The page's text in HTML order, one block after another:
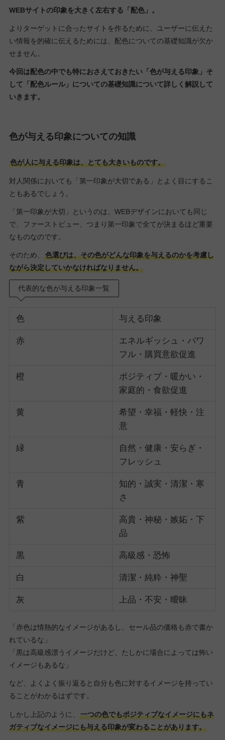
WEBサイトの印象を大きく左右する「配色」。
よりターゲットに合ったサイトを作るために、ユーザーに伝えた
い情報を的確に伝えるためには、配色についての基礎知識が欠か
せません。
今回は配色の中でも特におさえておきたい「色が与える印象」そ
して「配色ルール」についての基礎知識について詳しく解説して
いきます。
色が与える印象についての知識
色が人に与える印象は、とても大きいものです。
対人関係においても「第一印象が大切である」とよく目にするこ
ともあるでしょう。
「第一印象が大切」というのは、WEBデザインにおいても同じ
で、ファーストビュー、つまり第一印象で全てが決まるほど重要
なものなのです。
そのため、
色選びは、その色がどんな印象を与えるのかを考慮し
ながら決定していかなければなりません。
代表的な色が与える印象一覧
色 与える印象
赤
エネルギッシュ・パワ
フル・購買意欲促進
橙
ポジティブ・暖かい・
家庭的・食欲促進
黄
希望・幸福・軽快・注
意
緑
自然・健康・安らぎ・
フレッシュ
青
知的・誠実・清潔・寒
さ
紫
高貴・神秘・嫉妬・下
品
黒 高級感・恐怖
白 清潔・純粋・神聖
灰 上品・不安・曖昧
「赤色は情熱的なイメージがあるし、セール品の価格も赤で書か
れているな」
「黒は高級感漂うイメージだけど、たしかに場合によっては怖い
イメージもあるな」
など、よくよく振り返ると自分も色に対するイメージを持ってい
ることがわかるはずです。
しかし上記のように、
一つの色でもポジティブなイメージにもネ
ガティブなイメージにも与える印象が変わることがあります。